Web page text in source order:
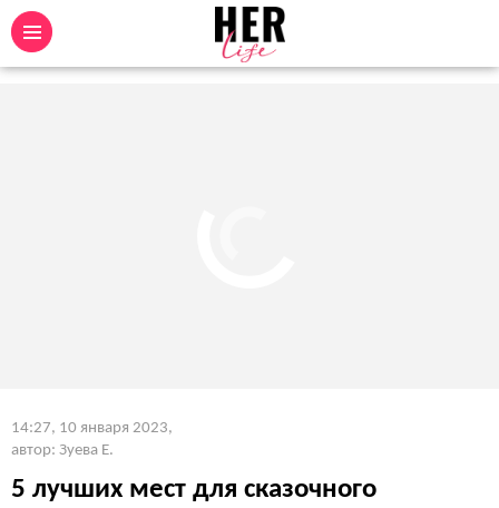
14:27, 10 января 2023,
автор: Зуева Е.
5 лучших мест для сказочного